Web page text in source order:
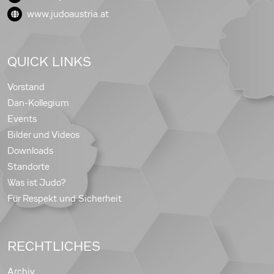
www.judoaustria.at
QUICK LINKS
Vorstand
Dan-Kollegium
Events
Bilder und Videos
Downloads
Standorte
Was ist Judo?
Für Respekt und Sicherheit
RECHTLICHES
Archiv